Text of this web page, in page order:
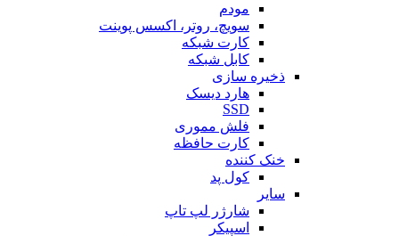
مودم
سویچ، روتر، اکسس پوینت
کارت شبکه
کابل شبکه
ذخیره سازی
هارد دیسک
SSD
فلش مموری
کارت حافظه
خنک کننده
کول پد
سایر
شارژر لپ تاپ
اسپیکر